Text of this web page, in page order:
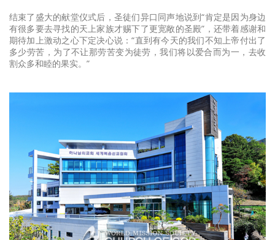
结束了盛大的献堂仪式后，圣徒们异口同声地说到“肯定是因为身边
有很多要去寻找的天上家族才赐下了更宽敞的圣殿”，还带着感谢和
期待加上激动之心下定决心说：“直到有今天的我们不知上帝付出了
多少劳苦，为了不让那劳苦变为徒劳，我们将以爱合而为一，去收
割众多和睦的果实。”